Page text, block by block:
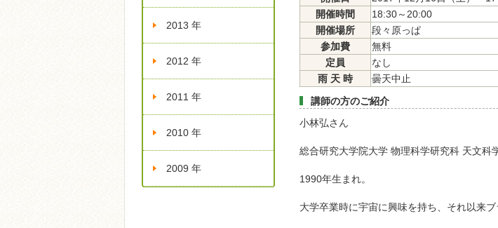
開催時間
18:30～20:00
開催場所
段々原っぱ
参加費
無料
定員
なし
雨 天 時
曇天中止
講師の方のご紹介
小林弘さん
総合研究大学院大学 物理科学研究科 天文科
1990年生まれ。
大学卒業時に宇宙に興味を持ち、それ以来
2013 年
2012 年
2011 年
2010 年
2009 年